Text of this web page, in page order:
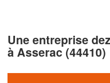
Une entreprise
à Asserac (44410)
vosmarges